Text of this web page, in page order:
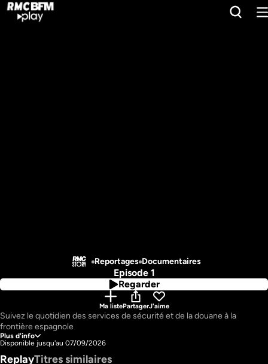
Reportages Documentaires
Episode 1
Regarder
Ma listePartagerJ'aime
Suivez le quotidien des services de sécurité et de la douane à la
frontière espagnole
Plus d'info
Disponible jusqu'au 07/09/2026
ReplayTitres similaires